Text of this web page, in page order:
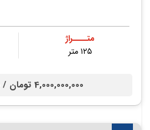
متــــراژ
۱۲۵ متر
4,000,000,000 تومان /